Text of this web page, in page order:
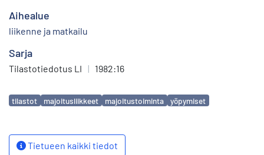
Aihealue
liikenne ja matkailu
Sarja
Tilastotiedotus LI | 1982:16
Avainsanat
tilastot majoitusliikkeet majoitustoiminta yöpymiset
Tietueen kaikki tiedot